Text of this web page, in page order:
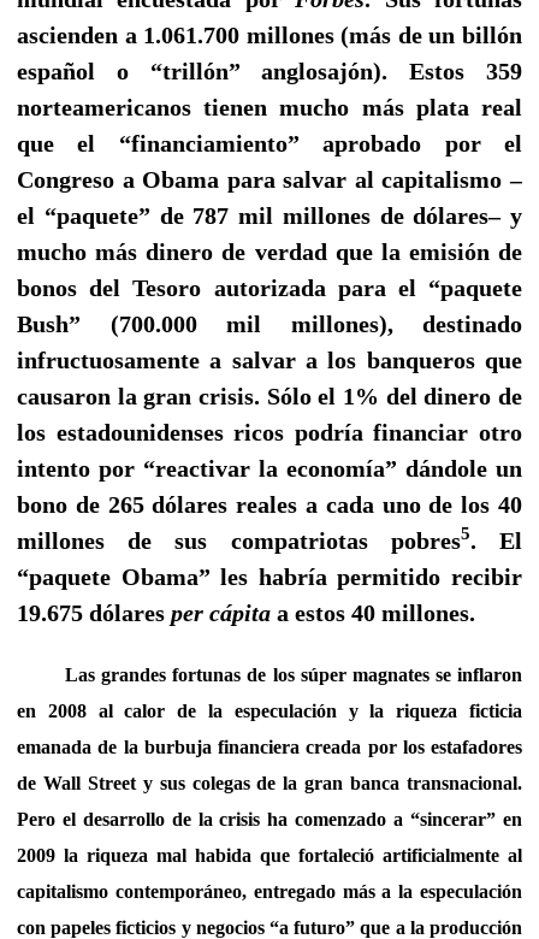
ascienden a 1.061.700 millones (más de un billón
español o “trillón” anglosajón). Estos 359
norteamericanos tienen mucho más plata real
que el “financiamiento” aprobado por el
Congreso a Obama para salvar al capitalismo–
el “paquete” de 787 mil millones de dólares– y
mucho más dinero de verdad que la emisión de
bonos del Tesoro autorizada para el “paquete
Bush” (700.000 mil millones), destinado
infructuosamente a salvar a los banqueros que
causaron la gran crisis. Sólo el 1% del dinero de
los estadounidenses ricos podría financiar otro
intento por “reactivar la economía” dándole un
bono de 265 dólares reales a cada uno de los 40
millones de sus compatriotas pobres5. El
“paquete Obama” les habría permitido recibir
19.675 dólares per cápita a estos 40 millones.
Las grandes fortunas de los súper magnates se inflaron
en 2008 al calor de la especulación y la riqueza ficticia
emanada de la burbuja financiera creada por los estafadores
de Wall Street y sus colegas de la gran banca transnacional.
Pero el desarrollo de la crisis ha comenzado a “sincerar” en
2009 la riqueza mal habida que fortaleció artificialmente al
capitalismo contemporáneo, entregado más a la especulación
con papeles ficticios y negocios “a futuro” que a la producción